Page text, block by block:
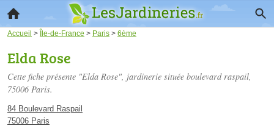
Accueil > Île-de-France > Paris > 6ème
Elda Rose
Cette fiche présente "Elda Rose", jardinerie située boulevard raspail,
75006 Paris.
84 Boulevard Raspail
75006 Paris